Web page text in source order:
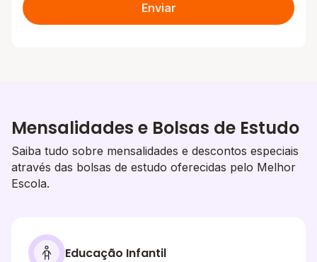
Enviar
Mensalidades e Bolsas de Estudo
Saiba tudo sobre mensalidades e descontos especiais
através das bolsas de estudo oferecidas pelo Melhor
Escola.
Educação Infantil